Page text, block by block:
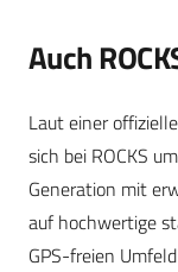
Auch
Laut einer
sich bei ROCKS
Generation mit
auf hochwertige
GPS-freien